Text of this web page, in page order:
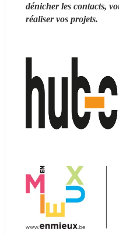
dénicher les contacts,
réaliser vos projets.